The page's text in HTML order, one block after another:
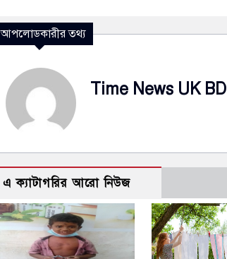
আপলোডকারীর তথ্য
Time News UK BD
এ ক্যাটাগরির আরো নিউজ